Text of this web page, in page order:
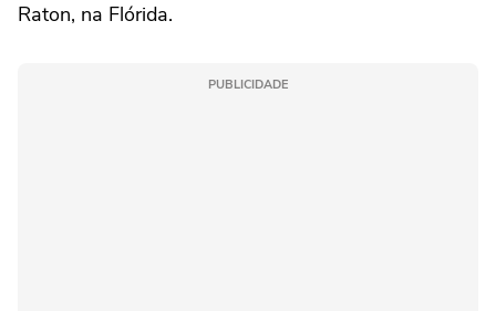
Raton, na Flórida.
PUBLICIDADE